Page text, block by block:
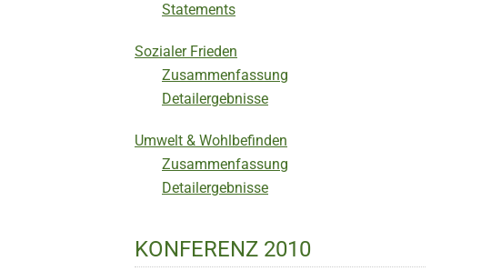
Statements
Sozialer Frieden
Zusammenfassung
Detailergebnisse
Umwelt & Wohlbefinden
Zusammenfassung
Detailergebnisse
KONFERENZ 2010